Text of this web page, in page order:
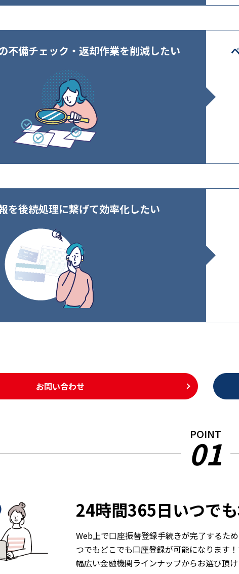
不備チェック・返却作業を削減したい
を後続処理に繋げて効率化したい
お問い合わせ
POINT
01
24時間365日いつで
Web上で口座振替登録手続きが完了するた
つでもどこでも口座登録が可能になります
幅広い金融機関ラインナップからお選び頂け